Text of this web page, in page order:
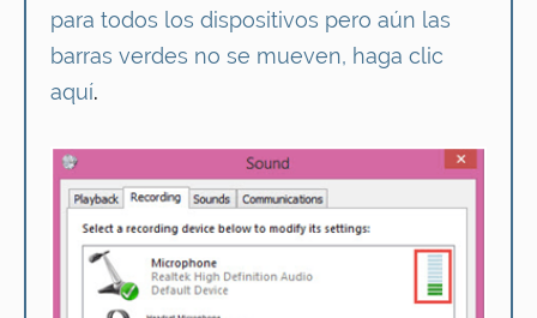
para todos los dispositivos pero aún las
barras verdes no se mueven, haga clic
aquí.